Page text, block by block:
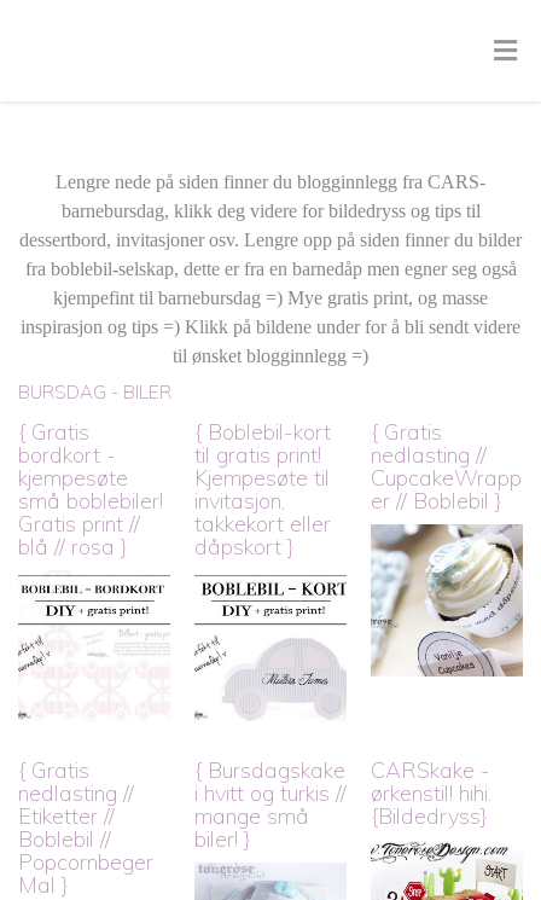
Lengre nede på siden finner du blogginnlegg fra CARS-
barnebursdag, klikk deg videre for bildedryss og tips til
dessertbord, invitasjoner osv. Lengre opp på siden finner du bilder
fra boblebil-selskap, dette er fra en barnedåp men egner seg også
kjempefint til barnebursdag =) Mye gratis print, og masse
inspirasjon og tips =) Klikk på bildene under for å bli sendt videre
til ønsket blogginnlegg =)
BURSDAG - BILER
{ Gratis
bordkort -
kjempesøte
små boblebiler!
Gratis print //
blå // rosa }
{ Boblebil-kort
til gratis print!
Kjempesøte til
invitasjon,
takkekort eller
dåpskort }
{ Gratis
nedlasting //
CupcakeWrapp
er // Boblebil }
{ Gratis
nedlasting //
Etiketter //
Boblebil //
Popcornbeger
Mal }
{ Bursdagskake
i hvitt og turkis //
mange små
biler! }
CARSkake -
ørkenstil! hihi.
{Bildedryss}